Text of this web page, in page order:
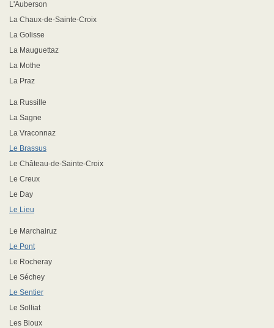
L'Auberson
La Chaux-de-Sainte-Croix
La Golisse
La Mauguettaz
La Mothe
La Praz
La Russille
La Sagne
La Vraconnaz
Le Brassus
Le Château-de-Sainte-Croix
Le Creux
Le Day
Le Lieu
Le Marchairuz
Le Pont
Le Rocheray
Le Séchey
Le Sentier
Le Solliat
Les Bioux